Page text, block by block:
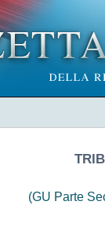
(GU Parte